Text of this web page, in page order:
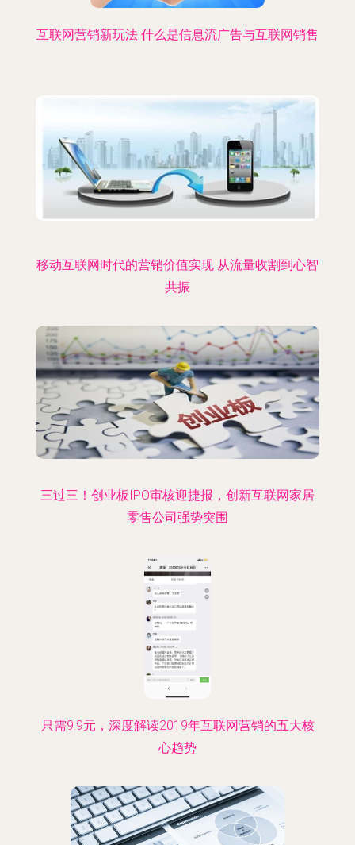
互联网营销新玩法 什么是信息流广告与互联网销售
移动互联网时代的营销价值实现 从流量收割到心智
共振
三过三！创业板IPO审核迎捷报，创新互联网家居
零售公司强势突围
只需9.9元，深度解读2019年互联网营销的五大核
心趋势